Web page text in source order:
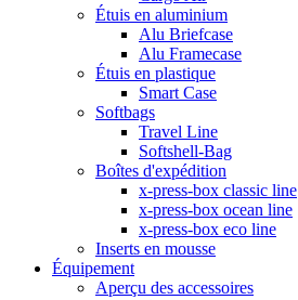
Étuis en aluminium
Alu Briefcase
Alu Framecase
Étuis en plastique
Smart Case
Softbags
Travel Line
Softshell-Bag
Boîtes d'expédition
x-press-box classic line
x-press-box ocean line
x-press-box eco line
Inserts en mousse
Équipement
Aperçu des accessoires